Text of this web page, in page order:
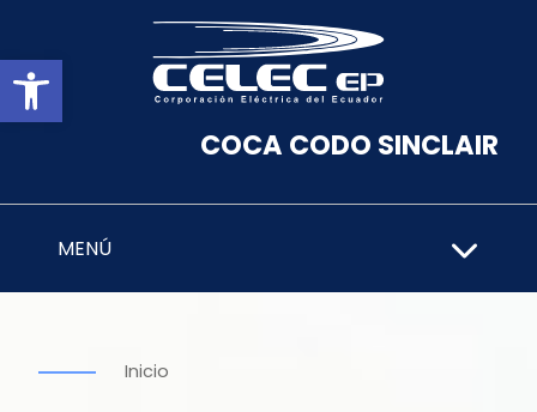
Abrir barra de herramientas
COCA CODO SINCLAIR
MENÚ
Inicio